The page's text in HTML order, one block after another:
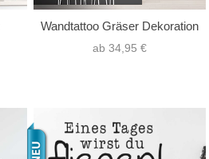
Wandtattoo Gräser Dekoration
ab 34,95 €